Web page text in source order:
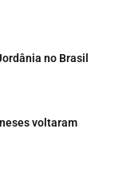
no Brasil
voltaram